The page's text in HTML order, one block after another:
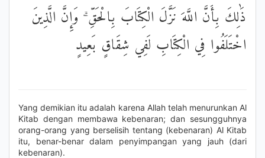
ذَٰلِكَ بِأَنَّ اللَّهَ نَزَّلَ الْكِتَابَ بِالْحَقِّ ۗ وَإِنَّ الَّذِينَ
اخْتَلَفُوا فِي الْكِتَابِ لَفِي شِقَاقٍ بَعِيدٍ
Yang demikian itu adalah karena Allah telah menurunkan Al
Kitab dengan membawa kebenaran; dan sesungguhnya
orang-orang yang berselisih tentang (kebenaran) Al Kitab
itu, benar-benar dalam penyimpangan yang jauh (dari
kebenaran).